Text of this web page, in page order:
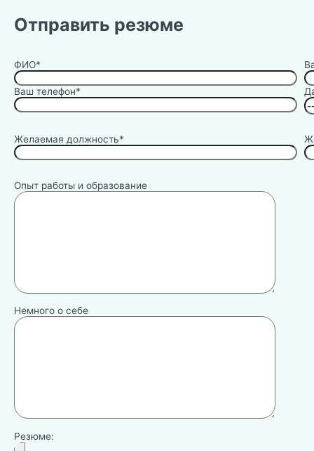
Отправить резюме
ФИО*
Ваш телефон*
Желаемая должность*
Опыт работы и образование
Немного о себе
Резюме: